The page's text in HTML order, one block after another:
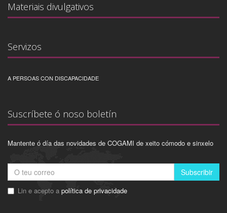
Materiais divulgativos
Servizos
A PERSOAS CON DISCAPACIDADE
Suscríbete ó noso boletín
Mantente ó día das novidades de COGAMI de xeito cómodo e sinxelo
Subscribir
Lin e acepto a política de privacidade